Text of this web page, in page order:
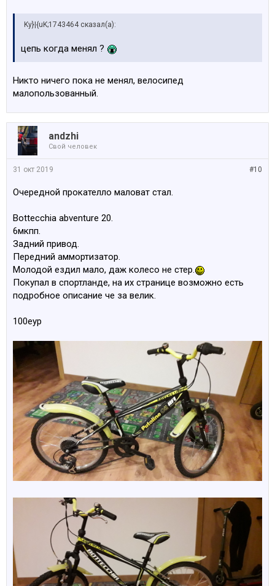
Ky}|{uK;1743464 сказал(а):
цепь когда менял ?
Никто ничего пока не менял, велосипед
малопользованный.
аndzhi
Свой человек
#10
31 окт 2019
Очередной прокателло маловат стал.
Bottecchia abventure 20.
6мкпп.
Задний привод.
Передний аммортизатор.
Молодой ездил мало, даж колесо не стер.
Покупал в спортланде, на их странице возможно есть
подробное описание че за велик.
100еур